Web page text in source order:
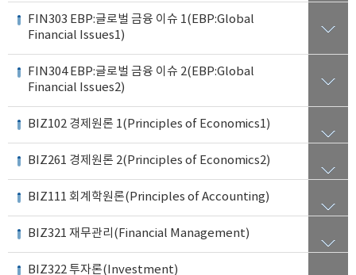
FIN303 EBP:글로벌 금융 이슈 1(EBP:Global
Financial Issues1)
FIN304 EBP:글로벌 금융 이슈 2(EBP:Global
Financial Issues2)
BIZ102 경제원론 1(Principles of Economics1)
BIZ261 경제원론 2(Principles of Economics2)
BIZ111 회계학원론(Principles of Accounting)
BIZ321 재무관리(Financial Management)
BIZ322 투자론(Investment)